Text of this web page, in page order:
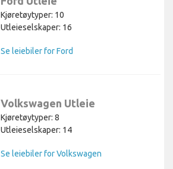
Kjøretøytyper: 10
Utleieselskaper: 16
Se leiebiler for Ford
Volkswagen Utleie
Kjøretøytyper: 8
Utleieselskaper: 14
Se leiebiler for Volkswagen